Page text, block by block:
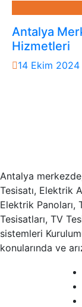
Antalya
Hizmetleri
14 Ekim 2024
Antalya
Tesisatı, Elektrik
Elektrik Panoları,
Tesisatları, TV
sistemleri
konularında ve